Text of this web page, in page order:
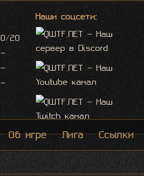
Наши соцсети:
0/20
-
-
-
Об игре Лига Ссылки